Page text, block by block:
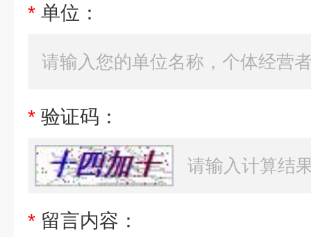
* 单位：
* 验证码：
* 留言内容：